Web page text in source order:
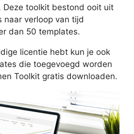
Deze toolkit bestond ooit uit
naar verloop van tijd
dan 50 templates.
licentie hebt kun je ook
die toegevoegd worden
Toolkit gratis downloaden.